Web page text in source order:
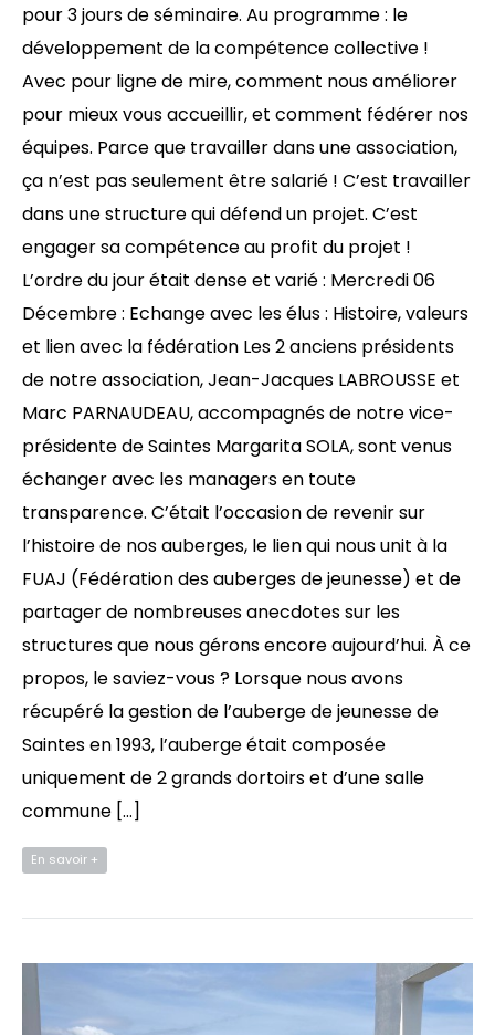
pour 3 jours de séminaire. Au programme : le
développement de la compétence collective !
Avec pour ligne de mire, comment nous améliorer
pour mieux vous accueillir, et comment fédérer nos
équipes. Parce que travailler dans une association,
ça n’est pas seulement être salarié ! C’est travailler
dans une structure qui défend un projet. C’est
engager sa compétence au profit du projet !
L’ordre du jour était dense et varié : Mercredi 06
Décembre : Echange avec les élus : Histoire, valeurs
et lien avec la fédération Les 2 anciens présidents
de notre association, Jean-Jacques LABROUSSE et
Marc PARNAUDEAU, accompagnés de notre vice-
présidente de Saintes Margarita SOLA, sont venus
échanger avec les managers en toute
transparence. C’était l’occasion de revenir sur
l’histoire de nos auberges, le lien qui nous unit à la
FUAJ (Fédération des auberges de jeunesse) et de
partager de nombreuses anecdotes sur les
structures que nous gérons encore aujourd’hui. À ce
propos, le saviez-vous ? Lorsque nous avons
récupéré la gestion de l’auberge de jeunesse de
Saintes en 1993, l’auberge était composée
uniquement de 2 grands dortoirs et d’une salle
commune […]
En savoir +